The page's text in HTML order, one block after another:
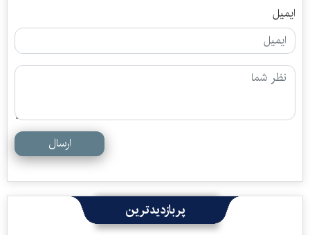
ایمیل
ارسال
پربازدیدترین